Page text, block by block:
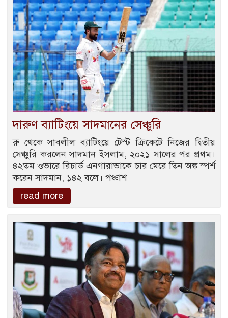
দারুণ ব‍্যাটিংয়ে সাদমানের সেঞ্চুরি
রু থেকে সাবলীল ব‍্যাটিংয়ে টেস্ট ক্রিকেটে নিজের দ্বিতীয়
সেঞ্চুরি করলেন সাদমান ইসলাম, ২০২১ সালের পর প্রথম।
৪২তম ওভারে রিচার্ড এনগারাভাকে চার মেরে তিন অঙ্ক স্পর্শ
করেন সাদমান, ১৪২ বলে। পঞ্চাশ
read more